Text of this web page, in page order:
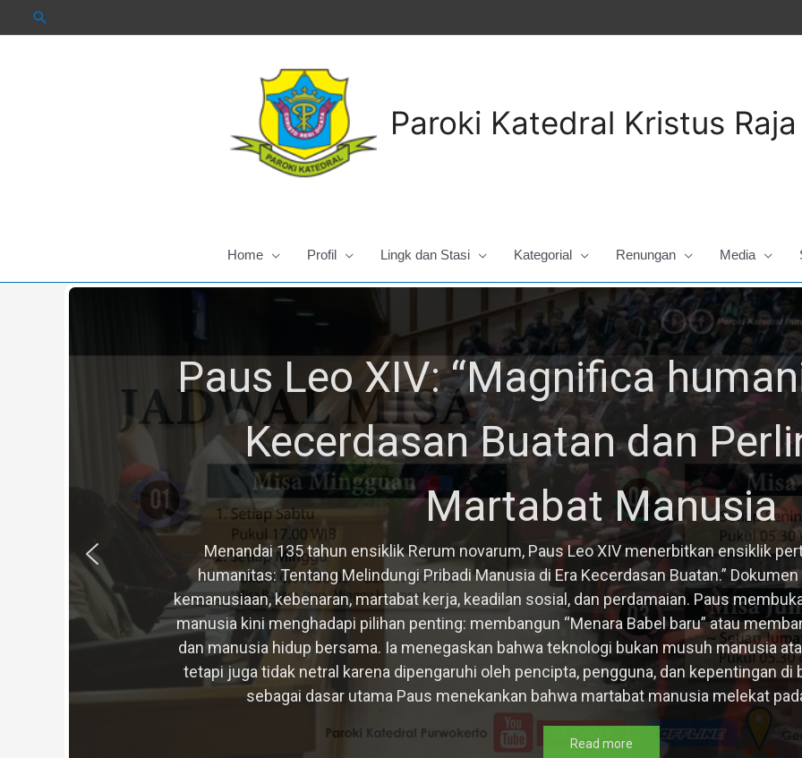
to
Paroki Katedral Kristus
Home Profil Lingk dan Stasi Kategorial Renungan Media
Paus Leo XIV: “Magnifica
Kecerdasan Buatan dan
Martabat Manusia
Menandai 135 tahun ensiklik Rerum novarum, Paus Leo XIV menerbitkan ensiklik
humanitas: Tentang Melindungi Pribadi Manusia di Era Kecerdasan Buatan.”
kemanusiaan, kebenaran, martabat kerja, keadilan sosial, dan perdamaian. Paus
manusia kini menghadapi pilihan penting: membangun “Menara Babel baru” atau
dan manusia hidup bersama. Ia menegaskan bahwa teknologi bukan musuh manusia
tetapi juga tidak netral karena dipengaruhi oleh pencipta, pengguna, dan kepentingan di
sebagai dasar utama Paus menekankan bahwa martabat manusia melekat
Read more